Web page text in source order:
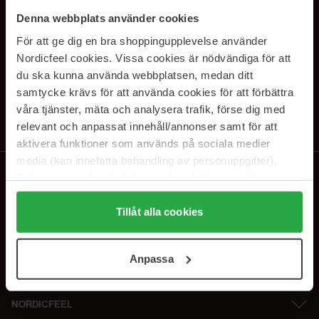
Denna webbplats använder cookies
För att ge dig en bra shoppingupplevelse använder
Nordicfeel cookies. Vissa cookies är nödvändiga för att
du ska kunna använda webbplatsen, medan ditt
samtycke krävs för att använda cookies för att förbättra
våra tjänster, mäta och analysera trafik, förse dig med
relevant och anpassat innehåll/annonser samt för att
aktivera funktioner som används på sociala medier
media (kan innefatta behandling av personuppgifter).
Genom att trycka på "Tillåt alla cookies" accepterar du
alla cookies, medan du under "Detaljer" kan anpassa
användningen av cookies. Du kan när som helst återkalla
samt vår Integritetspolicy.
Tillåt alla cookies
Anpassa
SUBSCRIBE TO OUR
NEWSLETTER
Sähköposti
Tilaamalla hyväksyttietosuojakäytäntömme. Peruuta tilaus milloin
NORDICFEEL